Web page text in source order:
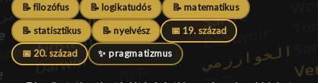
📝 filozófus 📝 logikatudós 📝 matematikus
📝 statisztikus 📝 nyelvész 📅 19. század
📅 20. század ✨ pragmatizmus